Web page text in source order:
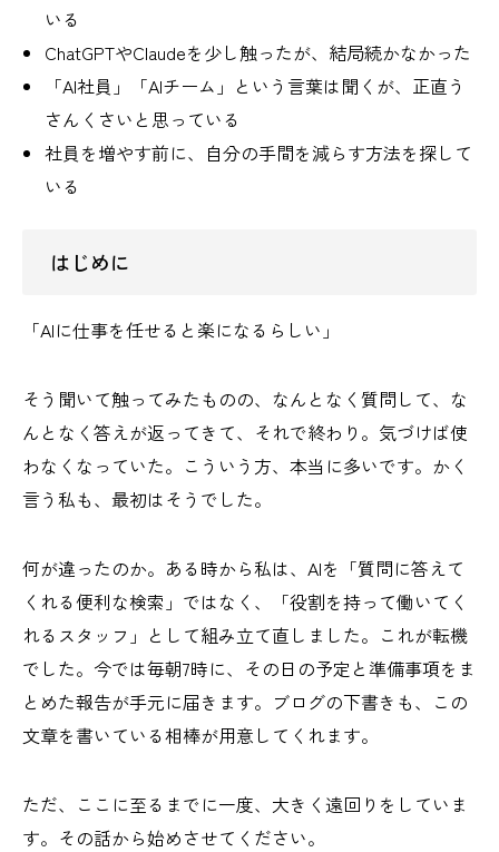
いる
ChatGPTやClaudeを少し触ったが、結局続かなかった
「AI社員」「AIチーム」という言葉は聞くが、正直う
さんくさいと思っている
社員を増やす前に、自分の手間を減らす方法を探して
いる
はじめに
「AIに仕事を任せると楽になるらしい」
そう聞いて触ってみたものの、なんとなく質問して、な
んとなく答えが返ってきて、それで終わり。気づけば使
わなくなっていた。こういう方、本当に多いです。かく
言う私も、最初はそうでした。
何が違ったのか。ある時から私は、AIを「質問に答えて
くれる便利な検索」ではなく、「役割を持って働いてく
れるスタッフ」として組み立て直しました。これが転機
でした。今では毎朝7時に、その日の予定と準備事項をま
とめた報告が手元に届きます。ブログの下書きも、この
文章を書いている相棒が用意してくれます。
ただ、ここに至るまでに一度、大きく遠回りをしていま
す。その話から始めさせてください。